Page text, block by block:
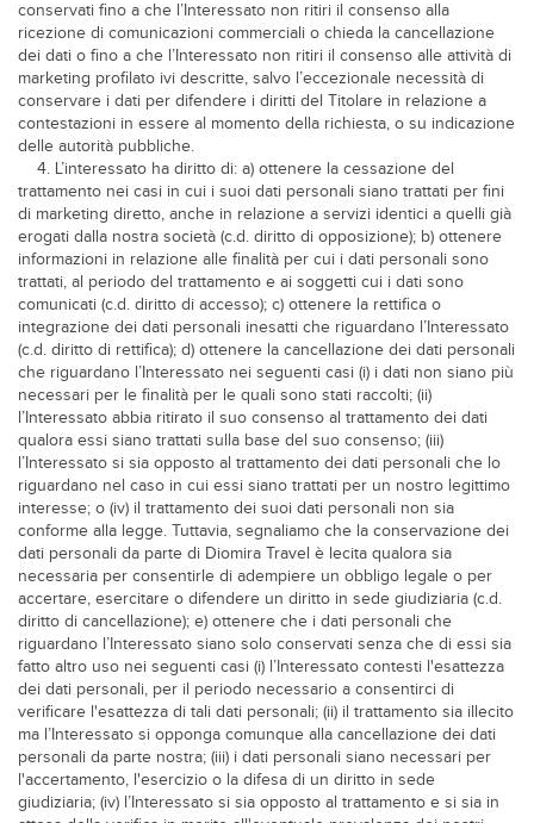
conservati fino a che l’Interessato non ritiri il consenso alla
ricezione di comunicazioni commerciali o chieda la cancellazione
dei dati o fino a che l’Interessato non ritiri il consenso alle attività di
marketing profilato ivi descritte, salvo l’eccezionale necessità di
conservare i dati per difendere i diritti del Titolare in relazione a
contestazioni in essere al momento della richiesta, o su indicazione
delle autorità pubbliche.
4. L’interessato ha diritto di: a) ottenere la cessazione del
trattamento nei casi in cui i suoi dati personali siano trattati per fini
di marketing diretto, anche in relazione a servizi identici a quelli già
erogati dalla nostra società (c.d. diritto di opposizione); b) ottenere
informazioni in relazione alle finalità per cui i dati personali sono
trattati, al periodo del trattamento e ai soggetti cui i dati sono
comunicati (c.d. diritto di accesso); c) ottenere la rettifica o
integrazione dei dati personali inesatti che riguardano l’Interessato
(c.d. diritto di rettifica); d) ottenere la cancellazione dei dati personali
che riguardano l’Interessato nei seguenti casi (i) i dati non siano più
necessari per le finalità per le quali sono stati raccolti; (ii)
l’Interessato abbia ritirato il suo consenso al trattamento dei dati
qualora essi siano trattati sulla base del suo consenso; (iii)
l’Interessato si sia opposto al trattamento dei dati personali che lo
riguardano nel caso in cui essi siano trattati per un nostro legittimo
interesse; o (iv) il trattamento dei suoi dati personali non sia
conforme alla legge. Tuttavia, segnaliamo che la conservazione dei
dati personali da parte di Diomira Travel è lecita qualora sia
necessaria per consentirle di adempiere un obbligo legale o per
accertare, esercitare o difendere un diritto in sede giudiziaria (c.d.
diritto di cancellazione); e) ottenere che i dati personali che
riguardano l’Interessato siano solo conservati senza che di essi sia
fatto altro uso nei seguenti casi (i) l’Interessato contesti l'esattezza
dei dati personali, per il periodo necessario a consentirci di
verificare l'esattezza di tali dati personali; (ii) il trattamento sia illecito
ma l’Interessato si opponga comunque alla cancellazione dei dati
personali da parte nostra; (iii) i dati personali siano necessari per
l'accertamento, l'esercizio o la difesa di un diritto in sede
giudiziaria; (iv) l’Interessato si sia opposto al trattamento e si sia in